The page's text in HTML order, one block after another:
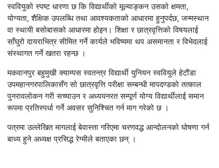
स्ववियुको स्पष्ट धारणा छ कि विद्यार्थीको मूल्याङ्कन उसको क्षमता,
योग्यता, शैक्षिक उपलब्धि तथा आवश्यकताको आधारमा हुनुपर्दछ, जन्मस्थान
वा स्थायी बसोबासको आधारमा होइन। शिक्षा र छात्रवृत्तिको विषयलाई
साँघुरो दायराभित्र सीमित गर्ने कार्यले भविष्यमा थप असमानता र विभेदलाई
संस्थागत गर्ने खतरा रहन्छ ।
मकवानपुर बहुमुखी क्याम्पस स्वतन्त्र विद्यार्थी युनियन स्ववियुले हेटौंडा
उपमहानगरपालिकासँग सो छात्रवृत्ति परीक्षा सम्बन्धी मापदण्डको तत्काल
पुनरावलोकन गरी सच्याउन र अध्ययनरत सम्पूर्ण योग्य विद्यार्थीलाई समान
रूपमा प्रतिस्पर्धा गर्ने अवसर सुनिश्चित गर्न माग गरेको छ ।
पत्रमा उल्लेखित मागलाई बेवास्ता गरिएमा चरणवद्ध आन्दोलनको घोषणा गर्न
बाध्य हुने अध्यक्ष प्रसिद्ध रेग्मीले बताएका छन् ।